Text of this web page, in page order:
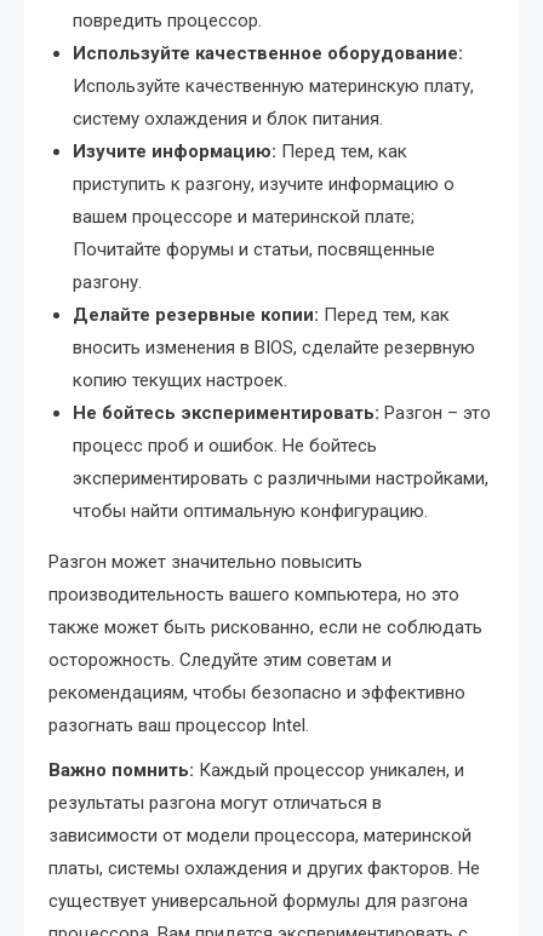
повредить процессор.
Используйте качественное оборудование:
Используйте качественную материнскую плату,
систему охлаждения и блок питания.
Изучите информацию: Перед тем, как
приступить к разгону, изучите информацию о
вашем процессоре и материнской плате;
Почитайте форумы и статьи, посвященные
разгону.
Делайте резервные копии: Перед тем, как
вносить изменения в BIOS, сделайте резервную
копию текущих настроек.
Не бойтесь экспериментировать: Разгон – это
процесс проб и ошибок. Не бойтесь
экспериментировать с различными настройками,
чтобы найти оптимальную конфигурацию.
Разгон может значительно повысить
производительность вашего компьютера, но это
также может быть рискованно, если не соблюдать
осторожность. Следуйте этим советам и
рекомендациям, чтобы безопасно и эффективно
разогнать ваш процессор Intel.
Важно помнить: Каждый процессор уникален, и
результаты разгона могут отличаться в
зависимости от модели процессора, материнской
платы, системы охлаждения и других факторов. Не
существует универсальной формулы для разгона